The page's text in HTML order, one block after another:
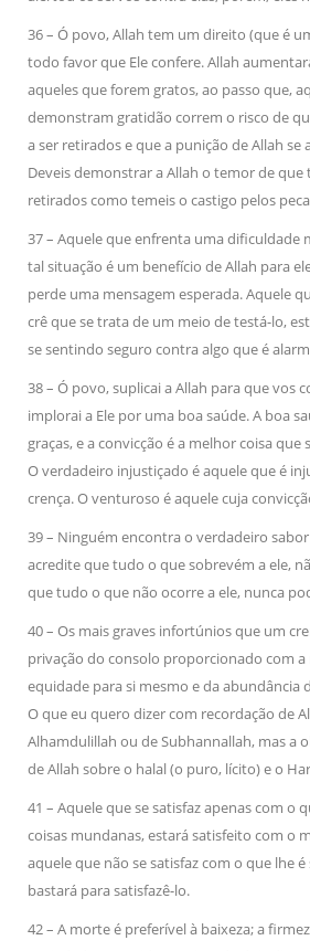
36 – Ó povo, Allah tem um direito (que é
todo favor que Ele confere. Allah
aqueles que forem gratos, ao passo que,
demonstram gratidão correm o risco de
a ser retirados e que a punição de Allah se
Deveis demonstrar a Allah o temor de que
retirados como temeis o castigo pelos
37 – Aquele que enfrenta uma dificuldade
tal situação é um benefício de Allah para
perde uma mensagem esperada. Aquele
crê que se trata de um meio de testá-lo,
se sentindo seguro contra algo que é
38 – Ó povo, suplicai a Allah para que vos
implorai a Ele por uma boa saúde. A boa
graças, e a convicção é a melhor coisa
O verdadeiro injustiçado é aquele que é
crença. O venturoso é aquele cuja
39 – Ninguém encontra o verdadeiro
acredite que tudo o que sobrevém a ele,
que tudo o que não ocorre a ele, nunca
40 – Os mais graves infortúnios que um
privação do consolo proporcionado com a
equidade para si mesmo e da abundância
O que eu quero dizer com recordação de
Alhamdulillah ou de Subhannallah, mas a
de Allah sobre o halal (o puro, lícito) e o
41 – Aquele que se satisfaz apenas com o
coisas mundanas, estará satisfeito com o
aquele que não se satisfaz com o que lhe
bastará para satisfazê-lo.
42 – A morte é preferível à baixeza; a